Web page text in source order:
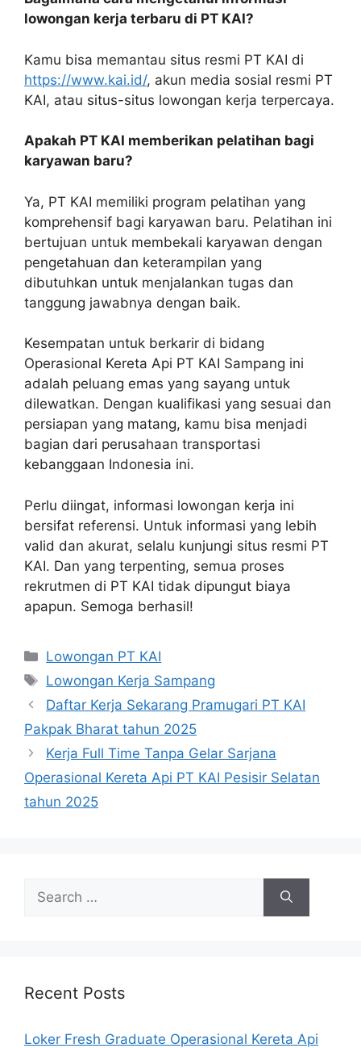
lowongan kerja terbaru di PT KAI?
Kamu bisa memantau situs resmi PT KAI di
https://www.kai.id/, akun media sosial resmi PT
KAI, atau situs-situs lowongan kerja terpercaya.
Apakah PT KAI memberikan pelatihan bagi
karyawan baru?
Ya, PT KAI memiliki program pelatihan yang
komprehensif bagi karyawan baru. Pelatihan ini
bertujuan untuk membekali karyawan dengan
pengetahuan dan keterampilan yang
dibutuhkan untuk menjalankan tugas dan
tanggung jawabnya dengan baik.
Kesempatan untuk berkarir di bidang
Operasional Kereta Api PT KAI Sampang ini
adalah peluang emas yang sayang untuk
dilewatkan. Dengan kualifikasi yang sesuai dan
persiapan yang matang, kamu bisa menjadi
bagian dari perusahaan transportasi
kebanggaan Indonesia ini.
Perlu diingat, informasi lowongan kerja ini
bersifat referensi. Untuk informasi yang lebih
valid dan akurat, selalu kunjungi situs resmi PT
KAI. Dan yang terpenting, semua proses
rekrutmen di PT KAI tidak dipungut biaya
apapun. Semoga berhasil!
Categories
Lowongan PT KAI
Tags
Lowongan Kerja Sampang
Daftar Kerja Sekarang Pramugari PT KAI
Pakpak Bharat tahun 2025
Kerja Full Time Tanpa Gelar Sarjana
Operasional Kereta Api PT KAI Pesisir Selatan
tahun 2025
for:
Recent Posts
Loker Fresh Graduate Operasional Kereta Api